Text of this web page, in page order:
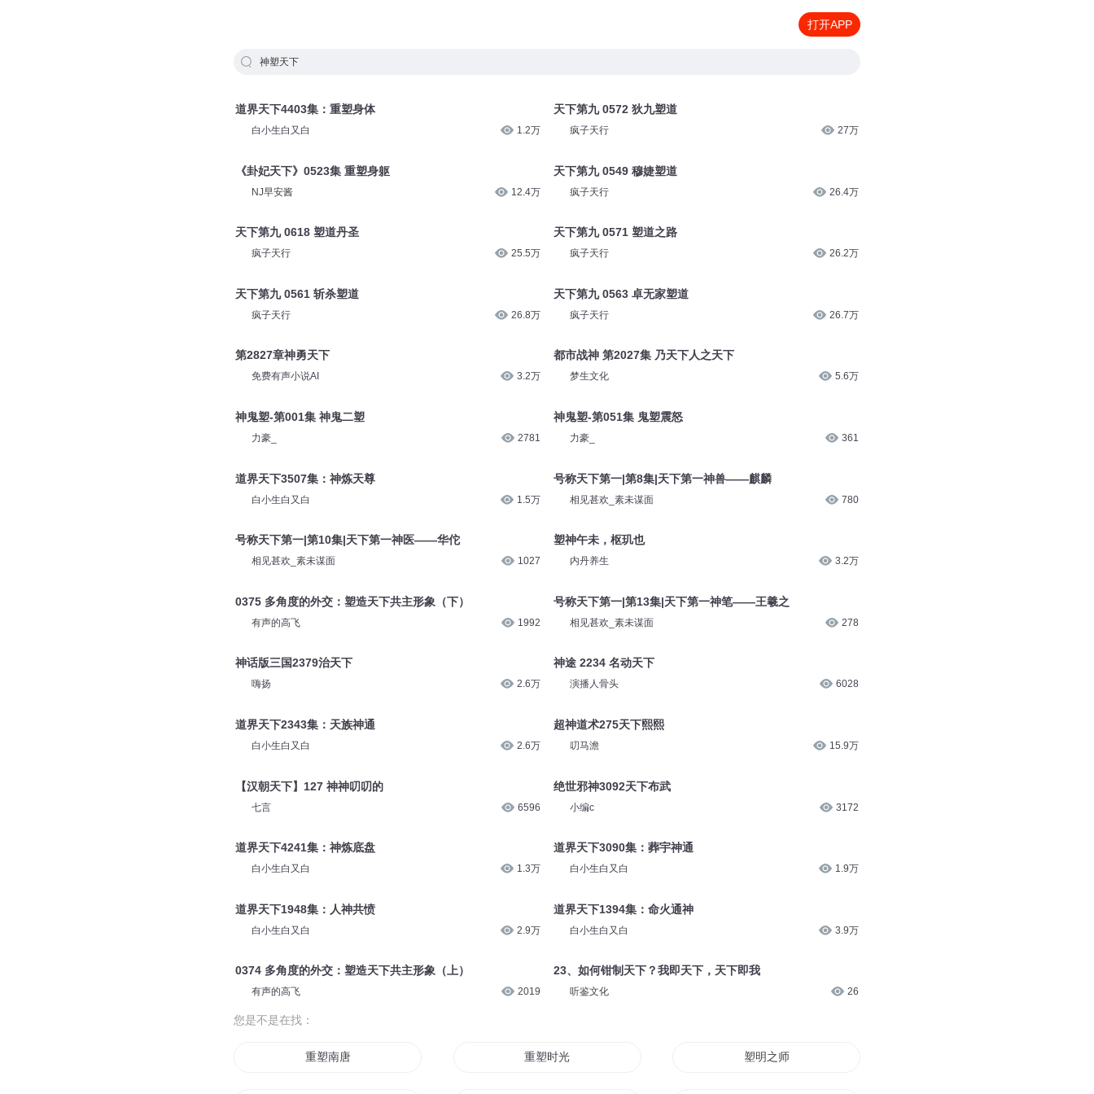
打开APP
神塑天下
道界天下4403集：重塑身体
白小生白又白 1.2万
《卦妃天下》0523集 重塑身躯
NJ早安酱 12.4万
天下第九 0618 塑道丹圣
疯子天行 25.5万
天下第九 0561 斩杀塑道
疯子天行 26.8万
第2827章神勇天下
免费有声小说AI 3.2万
神鬼塑-第001集 神鬼二塑
力豪_ 2781
道界天下3507集：神炼天尊
白小生白又白 1.5万
号称天下第一|第10集|天下第一神医——华佗
相见甚欢_素未谋面 1027
0375 多角度的外交：塑造天下共主形象（下）
有声的高飞 1992
神话版三国2379治天下
嗨扬 2.6万
道界天下2343集：天族神通
白小生白又白 2.6万
【汉朝天下】127 神神叨叨的
七言 6596
道界天下4241集：神炼底盘
白小生白又白 1.3万
道界天下1948集：人神共愤
白小生白又白 2.9万
0374 多角度的外交：塑造天下共主形象（上）
有声的高飞 2019
天下第九 0572 狄九塑道
疯子天行 27万
天下第九 0549 穆婕塑道
疯子天行 26.4万
天下第九 0571 塑道之路
疯子天行 26.2万
天下第九 0563 卓无家塑道
疯子天行 26.7万
都市战神 第2027集 乃天下人之天下
梦生文化 5.6万
神鬼塑-第051集 鬼塑震怒
力豪_ 361
号称天下第一|第8集|天下第一神兽——麒麟
相见甚欢_素未谋面 780
塑神午未，枢玑也
内丹养生 3.2万
号称天下第一|第13集|天下第一神笔——王羲之
相见甚欢_素未谋面 278
神途 2234 名动天下
演播人骨头 6028
超神道术275天下熙熙
叨马澹 15.9万
绝世邪神3092天下布武
小编c 3172
道界天下3090集：葬宇神通
白小生白又白 1.9万
道界天下1394集：命火通神
白小生白又白 3.9万
23、如何钳制天下？我即天下，天下即我
听鉴文化 26
您是不是在找：
重塑南唐 重塑时光 塑明之师